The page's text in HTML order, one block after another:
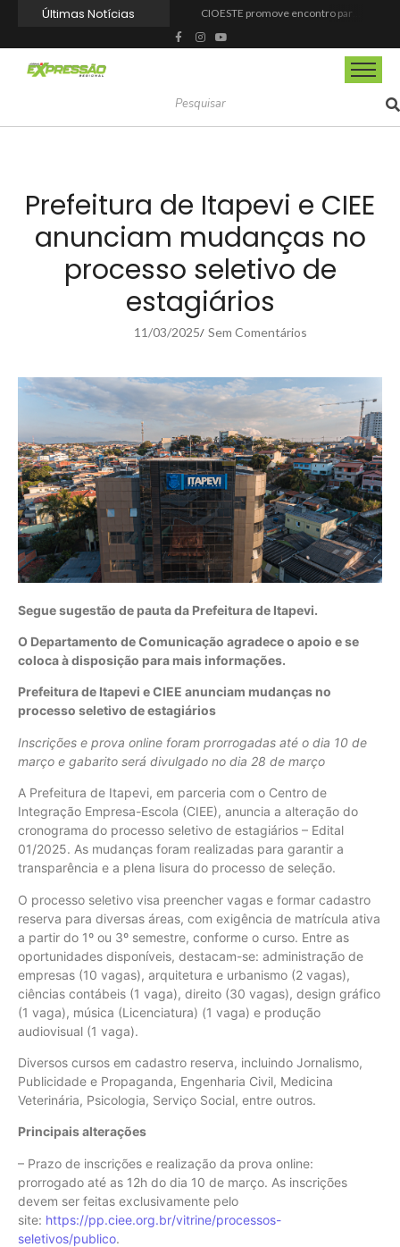
Últimas Notícias
Ferrari F355 do Anderson Dick é a mais nova atração do Parque Dream Car de São Roque (SP)
Fundação de Barueri amplia política de inclusão e lança novo projeto educacional
Projeto “O Samba da Casa 26” chega a Itapevi para valorizar a música autoral e fortalecer a cultura local
Prefeitura de Itapevi e CIEE
anunciam mudanças no
processo seletivo de
estagiários
11/03/2025/ Sem Comentários
Segue sugestão de pauta da Prefeitura de Itapevi.
O Departamento de Comunicação agradece o apoio e se
coloca à disposição para mais informações.
Prefeitura de Itapevi e CIEE anunciam mudanças no
processo seletivo de estagiários
Inscrições e prova online foram prorrogadas até o dia 10 de
março e gabarito será divulgado no dia 28 de março
A Prefeitura de Itapevi, em parceria com o Centro de
Integração Empresa-Escola (CIEE), anuncia a alteração do
cronograma do processo seletivo de estagiários – Edital
01/2025. As mudanças foram realizadas para garantir a
transparência e a plena lisura do processo de seleção.
O processo seletivo visa preencher vagas e formar cadastro
reserva para diversas áreas, com exigência de matrícula ativa
a partir do 1º ou 3º semestre, conforme o curso. Entre as
oportunidades disponíveis, destacam-se: administração de
empresas (10 vagas), arquitetura e urbanismo (2 vagas),
ciências contábeis (1 vaga), direito (30 vagas), design gráfico
(1 vaga), música (Licenciatura) (1 vaga) e produção
audiovisual (1 vaga).
Diversos cursos em cadastro reserva, incluindo Jornalismo,
Publicidade e Propaganda, Engenharia Civil, Medicina
Veterinária, Psicologia, Serviço Social, entre outros.
Principais alterações
– Prazo de inscrições e realização da prova online:
prorrogado até as 12h do dia 10 de março. As inscrições
devem ser feitas exclusivamente pelo
site: https://pp.ciee.org.br/vitrine/processos-
seletivos/publico.